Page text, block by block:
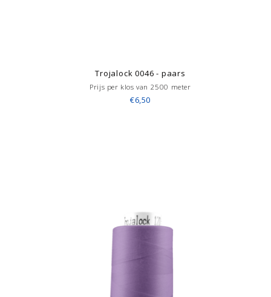
Trojalock 0046 - paars
Prijs per klos van 2500 meter
€6,50